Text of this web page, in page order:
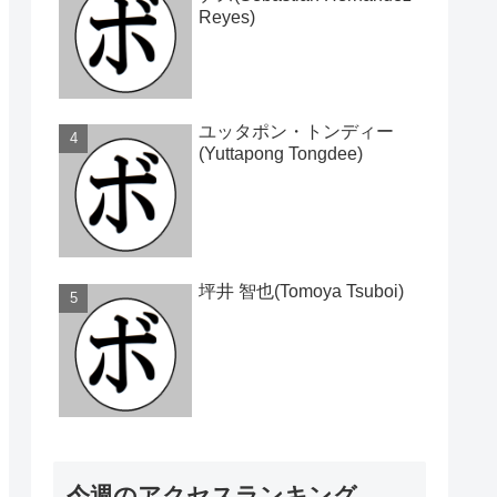
Reyes)
ユッタポン・トンディー
(Yuttapong Tongdee)
坪井 智也(Tomoya Tsuboi)